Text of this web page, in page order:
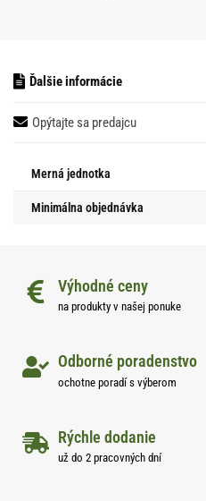
Ďalšie informácie
Opýtajte sa predajcu
Merná jednotka
Minimálna objednávka
Výhodné ceny
na produkty v našej ponuke
Odborné poradenstvo
ochotne poradí s výberom
Rýchle dodanie
už do 2 pracovných dní